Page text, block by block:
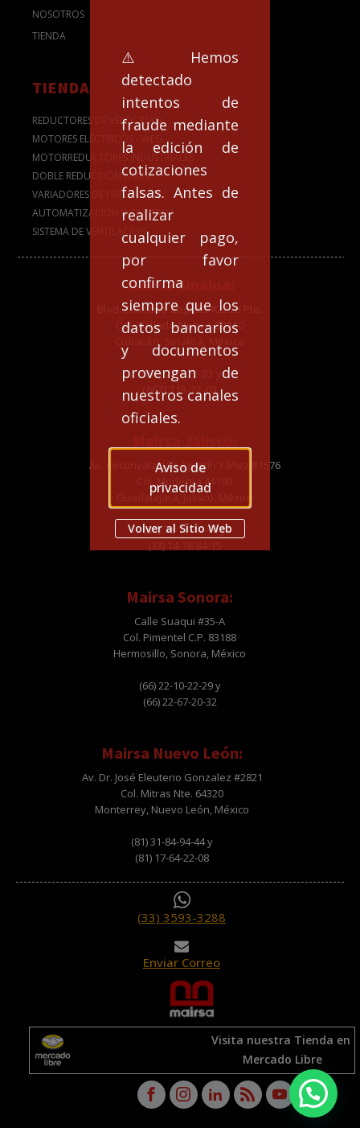
⚠️Hemos
detectado
intentos de
fraude mediante
la edición de
cotizaciones
falsas. Antes de
realizar
cualquier pago,
por favor
confirma
siempre que los
datos bancarios
y documentos
provengan de
nuestros canales
oficiales.
Aviso de
privacidad
Volver al Sitio Web
NOSOTROS
TIENDA
TIENDA
REDUCTORES DE VELOCIDAD
MOTORES ELÉCTRICOS - WEG
MOTORREDUCTORES INDUSTRIALES
DOBLE REDUCCIÓN NMRV
VARIADORES DE FRECUENCIA
AUTOMATIZACION INDUSTRIAL
SISTEMA DE VENTILACION
Mairsa Sinaloa:
Blvd. Emiliano Zapata #2220 Pte.
Col. Vallado Nuevo 80110
(667) 714-22-03 y
(667) 713-22-03
Av. Circunvalación Agustín Yáñez #1576
Col. Moderna 44190
Guadalajara, Jalisco, México
(33) 38-10-49-96 y
Mairsa Sonora:
Calle Suaqui #35-A
Col. Pimentel C.P. 83188
Hermosillo, Sonora, México
(66) 22-10-22-29 y
(66) 22-67-20-32
Mairsa Nuevo León:
Av. Dr. José Eleuterio Gonzalez #2821
Col. Mitras Nte. 64320
Monterrey, Nuevo León, México
(81) 31-84-94-44 y
(81) 17-64-22-08
(33) 3593-3288
Enviar Correo
Visita nuestra Tienda en
Mercado Libre